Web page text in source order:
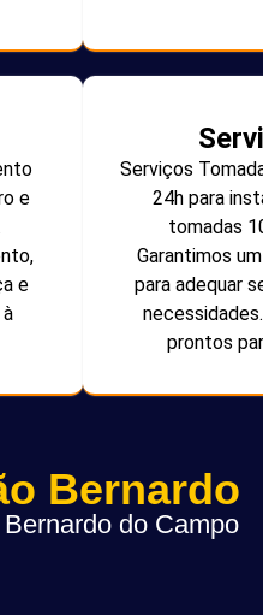
e
e
Serviços
24h para
tomadas
Garantimos
para adequar
prontos
Bernardo
do Campo